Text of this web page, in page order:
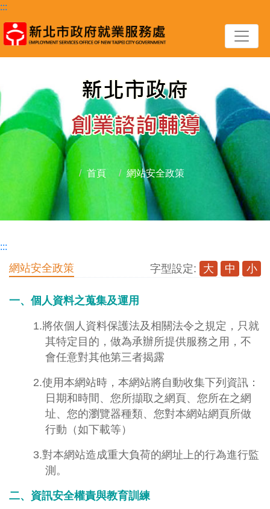
:::
首頁 網站安全政策
:::
網站安全政策 字型設定: 大 中 小
一、個人資料之蒐集及運用
1.將依個人資料保護法及相關法令之規定，只就
其特定目的，做為承辦所提供服務之用，不
會任意對其他第三者揭露
2.使用本網站時，本網站將自動收集下列資訊：
日期和時間、您所擷取之網頁、您所在之網
址、您的瀏覽器種類、您對本網站網頁所做
行動（如下載等）
3.對本網站造成重大負荷的網址上的行為進行監
測。
二、資訊安全權責與教育訓練